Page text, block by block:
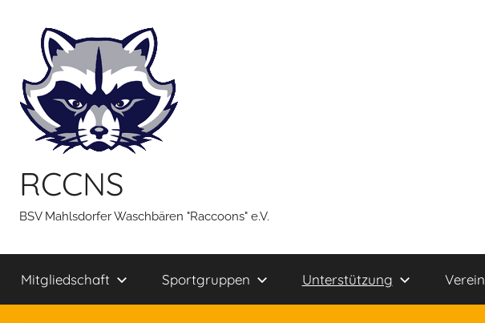
springen
RCCNS
BSV Mahlsdorfer Waschbären "Raccoons" e.V.
Mitgliedschaft Sportgruppen Unterstützung Verein